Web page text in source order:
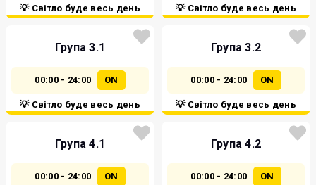
💡 Світло буде весь день 💡 Світло буде весь день
Група 3.1
00:00 - 24:00 ON
💡 Світло буде весь день
Група 3.2
00:00 - 24:00 ON
💡 Світло буде весь день
Група 4.1
00:00 - 24:00 ON
Група 4.2
00:00 - 24:00 ON